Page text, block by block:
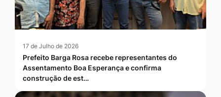
17 de Julho de 2026
Prefeito Barga Rosa recebe representantes do
Assentamento Boa Esperança e confirma
construção de est…